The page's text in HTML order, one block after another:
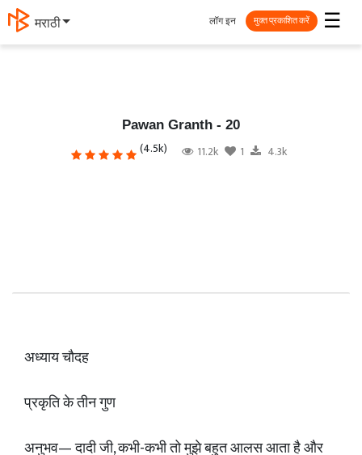
मराठी ☰
लॉग इन मुक्त प्रकाशित करें
Pawan Granth - 20
(4.5k) 11.2k 1 4.3k
अध्याय चौदह
प्रकृति के तीन गुण
अनुभव— दादी जी, कभी-कभी तो मुझे बहुत आलस आता है और